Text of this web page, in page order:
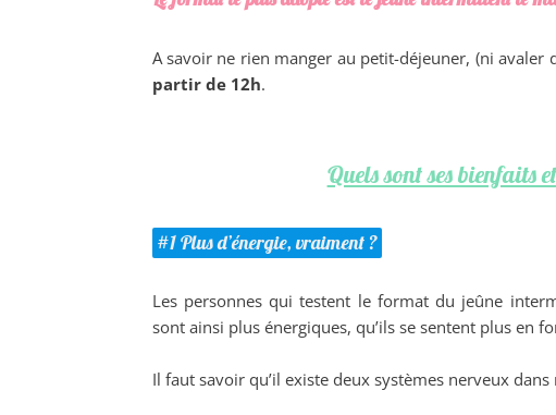
A savoir ne rien manger au petit-déjeuner, (ni avaler
partir de 12h.
Quels sont ses bienfaits
#1 Plus d’énergie, vraiment ?
Les personnes qui testent le format du jeûne
sont ainsi plus énergiques, qu’ils se sentent plus en
Il faut savoir qu’il existe deux systèmes nerveux